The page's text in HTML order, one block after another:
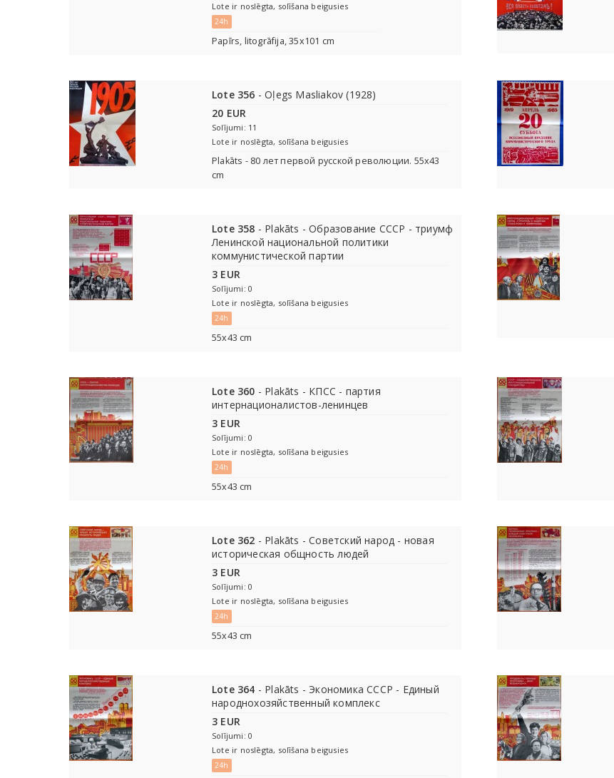
Lote ir noslēgta, solīšana beigusies
24h
Papīrs, litogrāfija, 35x101 cm
Lote 356 - Oļegs Masliakov (1928)
20 EUR
Solījumi: 11
Lote ir noslēgta, solīšana beigusies
Plakāts - 80 лет первой русской революции. 55х43
cm
Lote 358 - Plakāts - Образование СССР - триумф
Ленинской национальной политики
коммунистической партии
3 EUR
Solījumi: 0
Lote ir noslēgta, solīšana beigusies
24h
55х43 cm
Lote 360 - Plakāts - КПСС - партия
интернационалистов-ленинцев
3 EUR
Solījumi: 0
Lote ir noslēgta, solīšana beigusies
24h
55х43 cm
Lote 362 - Plakāts - Советский народ - новая
историческая общность людей
3 EUR
Solījumi: 0
Lote ir noslēgta, solīšana beigusies
24h
55х43 cm
Lote 364 - Plakāts - Экономика СССР - Единый
народнохозяйственный комплекс
3 EUR
Solījumi: 0
Lote ir noslēgta, solīšana beigusies
24h